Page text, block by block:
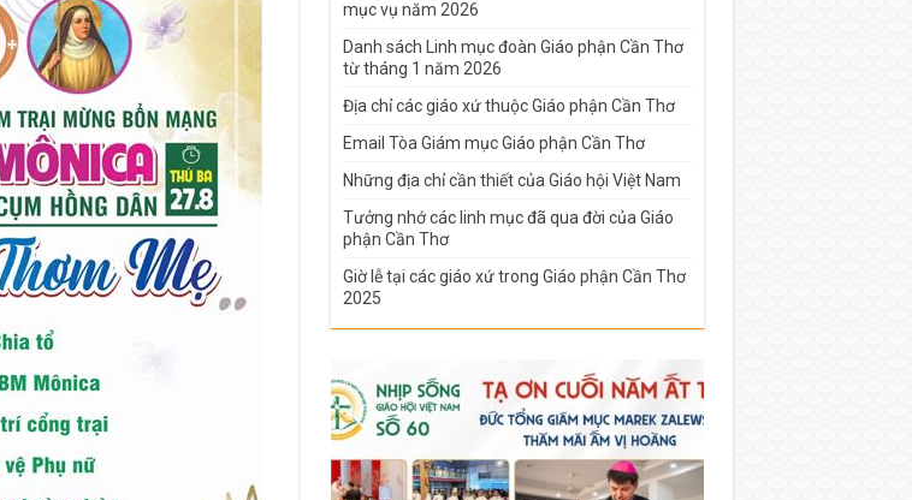
mục vụ năm 2026
Danh sách Linh mục đoàn Giáo phận Cần Thơ
từ tháng 1 năm 2026
Địa chỉ các giáo xứ thuộc Giáo phận Cần Thơ
Email Tòa Giám mục Giáo phận Cần Thơ
Những địa chỉ cần thiết của Giáo hội Việt Nam
Tưởng nhớ các linh mục đã qua đời của Giáo
phận Cần Thơ
Giờ lễ tại các giáo xứ trong Giáo phận Cần Thơ
2025